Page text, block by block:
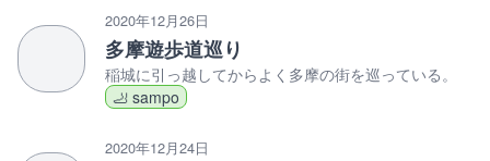
2020年12月26日
多摩遊歩道巡り
稲城に引っ越してからよく多摩の街を巡っている。
🦶 sampo
2020年12月24日